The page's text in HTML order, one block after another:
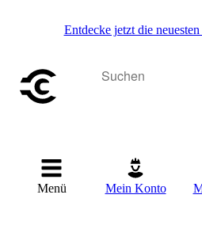
Entdecke jetzt die
Menü Mein Konto